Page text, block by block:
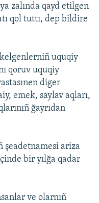
zalında qayd etilgen
qol tuttı, dep bildire
uquqiy
qoruv uquqiy
diger
emek, saylav aqları,
ğayrıdan
şeadetnamesi ariza
bir yılğa qadar
ve olarnıñ